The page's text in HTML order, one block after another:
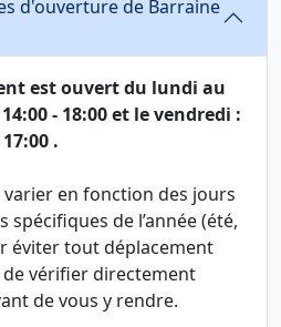
d'ouverture de Barraine
est ouvert du lundi au
- 18:00 et le vendredi :
.
en fonction des jours
de l’année (été,
éviter tout déplacement
vérifier directement
de vous y rendre.